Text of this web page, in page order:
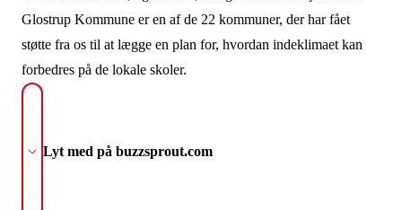
Glostrup Kommune er en af de 22 kommuner, der har fået
støtte fra os til at lægge en plan for, hvordan indeklimaet kan
forbedres på de lokale skoler.
Lyt med på buzzsprout.com